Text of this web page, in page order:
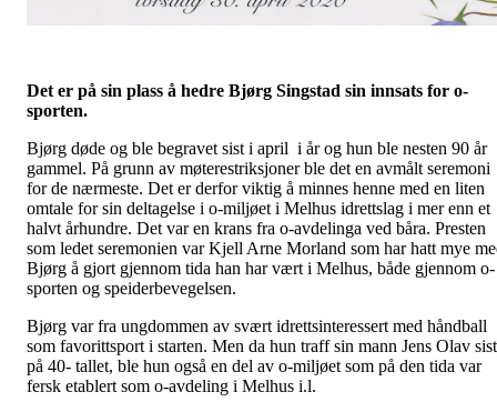
Det er på sin plass å hedre Bjørg Singstad sin innsats for o-
sporten.
Bjørg døde og ble begravet sist i april i år og hun ble nesten 90 år
gammel. På grunn av møterestriksjoner ble det en avmålt seremoni
for de nærmeste. Det er derfor viktig å minnes henne med en liten
omtale for sin deltagelse i o-miljøet i Melhus idrettslag i mer enn et
halvt århundre. Det var en krans fra o-avdelinga ved båra. Presten
som ledet seremonien var Kjell Arne Morland som har hatt mye
Bjørg å gjort gjennom tida han har vært i Melhus, både gjennom o-
sporten og speiderbevegelsen.
Bjørg var fra ungdommen av svært idrettsinteressert med håndball
som favorittsport i starten. Men da hun traff sin mann Jens Olav sist
på 40- tallet, ble hun også en del av o-miljøet som på den tida var
fersk etablert som o-avdeling i Melhus i.l.